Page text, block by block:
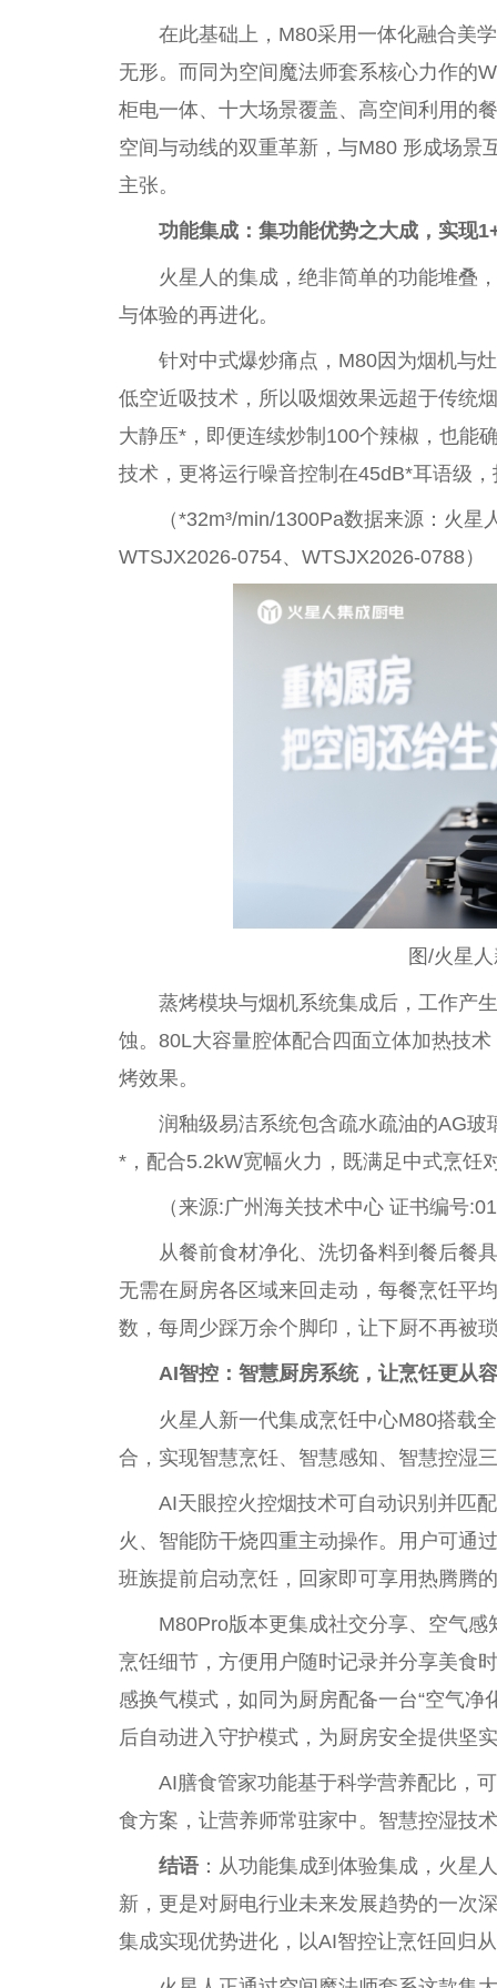
在此基础上，M80采用一体化融合美
无形。而同为空间魔法师套系核心力作的
柜电一体、十大场景覆盖、高空间利用的
空间与动线的双重革新，与M80 形成场景
主张。
功能集成：集功能优势之大成，实现
火星人的集成，绝非简单的功能堆叠
与体验的再进化。
针对中式爆炒痛点，M80因为烟机与
低空近吸技术，所以吸烟效果远超于传统烟
大静压*，即便连续炒制100个辣椒，也能
技术，更将运行噪音控制在45dB*耳语级
（*32m³/min/1300Pa数据来源：火
WTSJX2026-0754、WTSJX2026-0788）
图/火星
蒸烤模块与烟机系统集成后，工作产
蚀。80L大容量腔体配合四面立体加热技
烤效果。
润釉级易洁系统包含疏水疏油的AG
*，配合5.2kW宽幅火力，既满足中式烹饪
（来源:广州海关技术中心 证书编号
从餐前食材净化、洗切备料到餐后餐
无需在厨房各区域来回走动，每餐烹饪平
数，每周少踩万余个脚印，让下厨不再被
AI智控：智慧厨房系统，让烹饪更从容
火星人新一代集成烹饪中心M80搭载
合，实现智慧烹饪、智慧感知、智慧控湿
AI天眼控火控烟技术可自动识别并匹
火、智能防干烧四重主动操作。用户可通
班族提前启动烹饪，回家即可享用热腾腾
M80Pro版本更集成社交分享、空气
烹饪细节，方便用户随时记录并分享美食
感换气模式，如同为厨房配备一台“空气净
后自动进入守护模式，为厨房安全提供坚
AI膳食管家功能基于科学营养配比，
食方案，让营养师常驻家中。智慧控湿技
结语 ：从功能集成到体验集成，火星
新，更是对厨电行业未来发展趋势的一次
集成实现优势进化，以AI智控让烹饪回归